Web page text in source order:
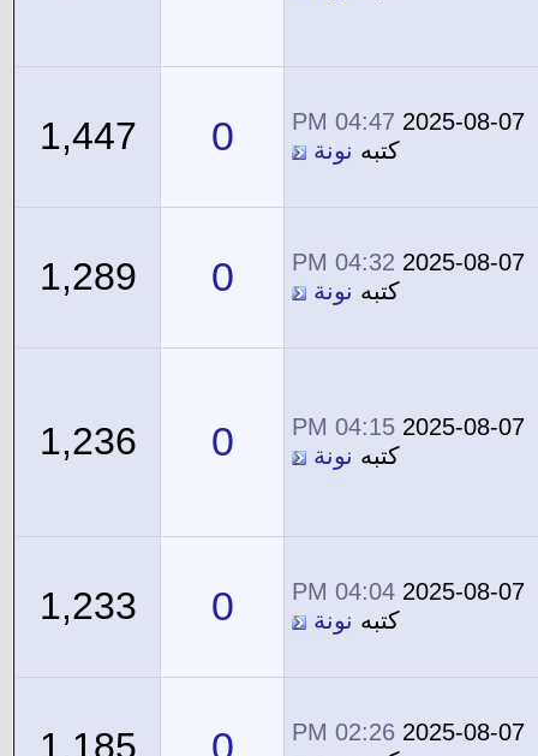
2025-08-07
04:47 PM
كتبه نونة 0
1,447
2025-08-07
04:32 PM
كتبه نونة 0
1,289
2025-08-07
04:15 PM
كتبه نونة 0
1,236
2025-08-07
04:04 PM
كتبه نونة 0
1,233
2025-08-07
02:26 PM
0
1,185